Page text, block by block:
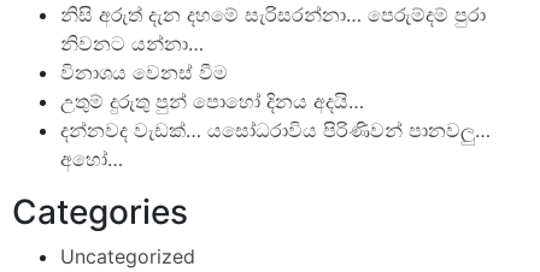
නිසි අරුත් දැන දහමේ සැරිසරන්නා… පෙරුම්දම් පුරා
නිවනට යන්නා…
විනාශය වෙනස් වීම
උතුම් දුරුතු පුන් පොහෝ දිනය අදයි…
දන්නවද වැඩක්… යසෝධරාවිය පිරිණිවන් පානවලු…
අහෝ…
Categories
Uncategorized